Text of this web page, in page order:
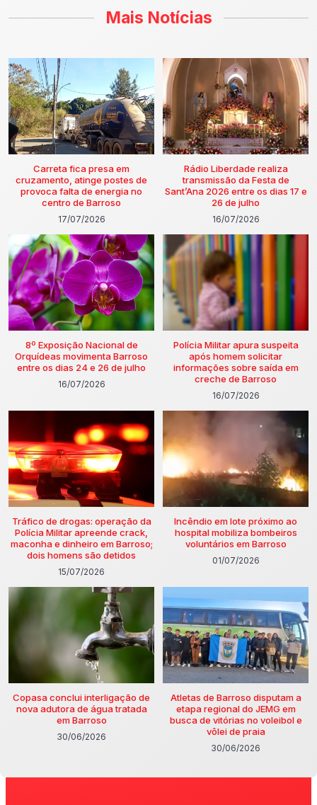
Mais Notícias
Carreta fica presa em
cruzamento, atinge postes de
provoca falta de energia no
centro de Barroso
17/07/2026
Rádio Liberdade realiza
transmissão da Festa de
Sant’Ana 2026 entre os dias 17 e
26 de julho
16/07/2026
8º Exposição Nacional de
Orquídeas movimenta Barroso
entre os dias 24 e 26 de julho
16/07/2026
Polícia Militar apura suspeita
após homem solicitar
informações sobre saída em
creche de Barroso
16/07/2026
Tráfico de drogas: operação da
Polícia Militar apreende crack,
maconha e dinheiro em Barroso;
dois homens são detidos
15/07/2026
Incêndio em lote próximo ao
hospital mobiliza bombeiros
voluntários em Barroso
01/07/2026
Copasa conclui interligação de
nova adutora de água tratada
em Barroso
30/06/2026
Atletas de Barroso disputam a
etapa regional do JEMG em
busca de vitórias no voleibol e
vôlei de praia
30/06/2026